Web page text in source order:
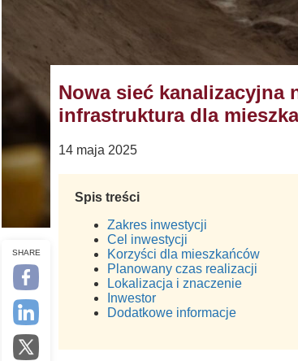
SHARE
Nowa sieć kanalizacyjna
infrastruktura dla
14 maja 2025
Spis treści
Zakres inwestycji
Cel inwestycji
Korzyści dla mieszkańców
Planowany czas realizacji
Lokalizacja i znaczenie
Inwestor
Dodatkowe informacje